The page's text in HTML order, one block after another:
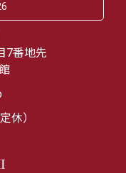
7番地先
休）